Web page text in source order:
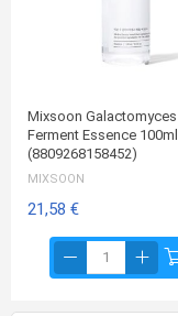
Mixsoon Galactomyces
Ferment Essence 100ml
(8809268158452)
MIXSOON
21,58 €